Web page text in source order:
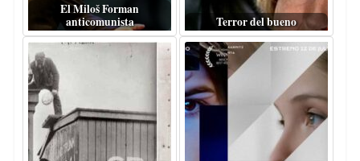
El Miloš Forman
anticomunista
Terror del bueno